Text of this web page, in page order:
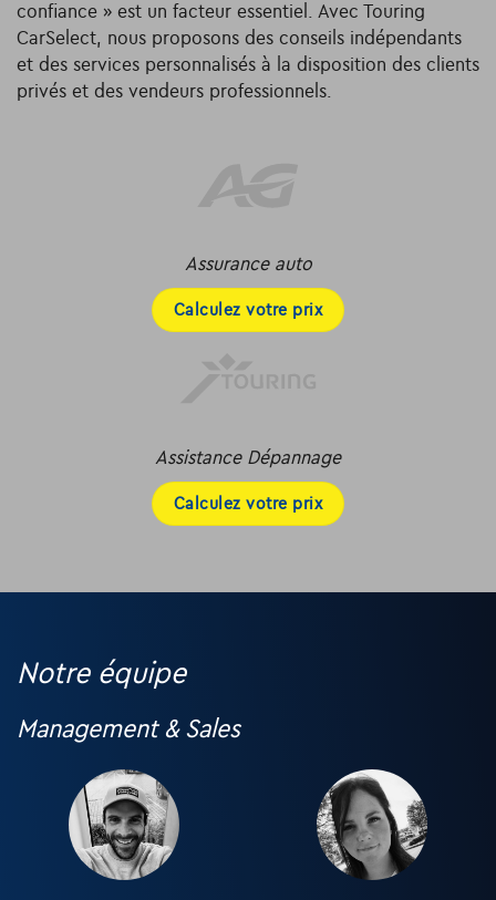
confiance » est un facteur essentiel. Avec Touring
CarSelect, nous proposons des conseils indépendants
et des services personnalisés à la disposition des clients
privés et des vendeurs professionnels.
Assurance auto
Calculez votre prix
Assistance Dépannage
Calculez votre prix
Notre équipe
Management & Sales